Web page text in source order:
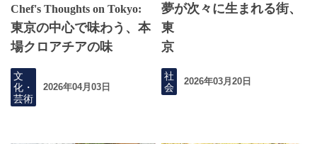
Chef's Thoughts on Tokyo:
東京の中心で味わう、本
場クロアチアの味
文
化・
芸術
2026年04月03日
夢が次々に生まれる街、
東
京
社
会
2026年03月20日